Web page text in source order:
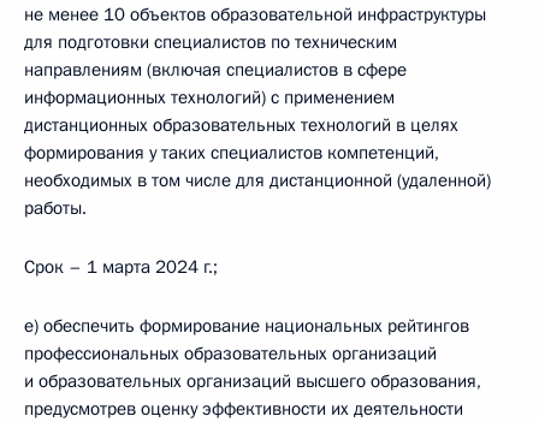
не менее 10 объектов образовательной инфраструктуры
для подготовки специалистов по техническим
направлениям (включая специалистов в сфере
информационных технологий) с применением
дистанционных образовательных технологий в целях
формирования у таких специалистов компетенций,
необходимых в том числе для дистанционной (удаленной)
работы.
Срок – 1 марта 2024 г.;
е) обеспечить формирование национальных рейтингов
профессиональных образовательных организаций
и образовательных организаций высшего образования,
предусмотрев оценку эффективности их деятельности